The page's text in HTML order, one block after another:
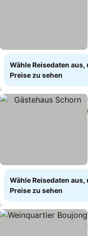
Wähle Reisedaten aus,
Preise zu sehen
Wähle Reisedaten aus,
Preise zu sehen